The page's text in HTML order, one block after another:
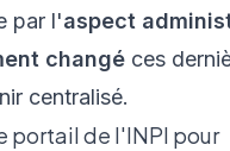
par l'aspect
changé ces
centralisé.
portail de l'INPI pour